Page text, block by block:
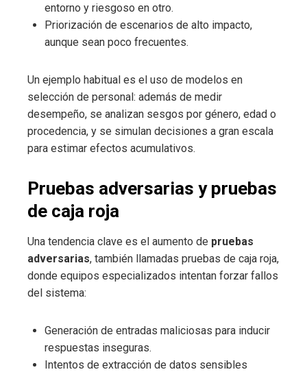
entorno y riesgoso en otro.
Priorización de escenarios de alto impacto,
aunque sean poco frecuentes.
Un ejemplo habitual es el uso de modelos en
selección de personal: además de medir
desempeño, se analizan sesgos por género, edad o
procedencia, y se simulan decisiones a gran escala
para estimar efectos acumulativos.
Pruebas adversarias y pruebas
de caja roja
Una tendencia clave es el aumento de pruebas
adversarias, también llamadas pruebas de caja roja,
donde equipos especializados intentan forzar fallos
del sistema:
Generación de entradas maliciosas para inducir
respuestas inseguras.
Intentos de extracción de datos sensibles